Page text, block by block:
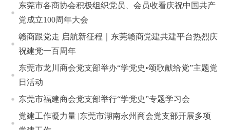
东莞市各商协会积极组织党员、会员收看庆祝中国共产
党成立100周年大会
赣商跟党走 启航新征程｜东莞赣商党建共建平台热烈庆
祝建党一百周年
东莞市龙川商会党支部举办“学党史•颂歌献给党”主题党
日活动
东莞市福建商会党支部举行“学党史”专题学习会
党建工作凝力量 |东莞市湖南永州商会党支部开展多项